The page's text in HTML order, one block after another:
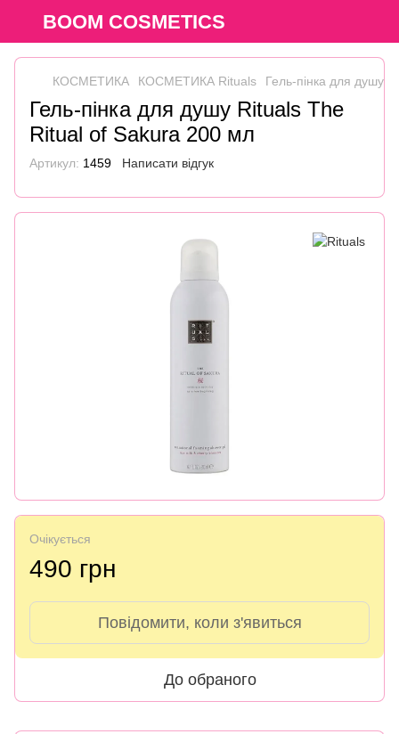
BOOM COSMETICS
КОСМЕТИКА КОСМЕТИКА Rituals Гель-пінка для душу
Гель-пінка для душу Rituals The
Ritual of Sakura 200 мл
Артикул: 1459 Написати відгук
Очікується
490 грн
Повідомити, коли з'явиться
До обраного